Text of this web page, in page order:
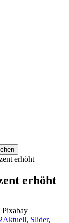
erhöht
erhöht
Pixabay
Aktuell, Slider,